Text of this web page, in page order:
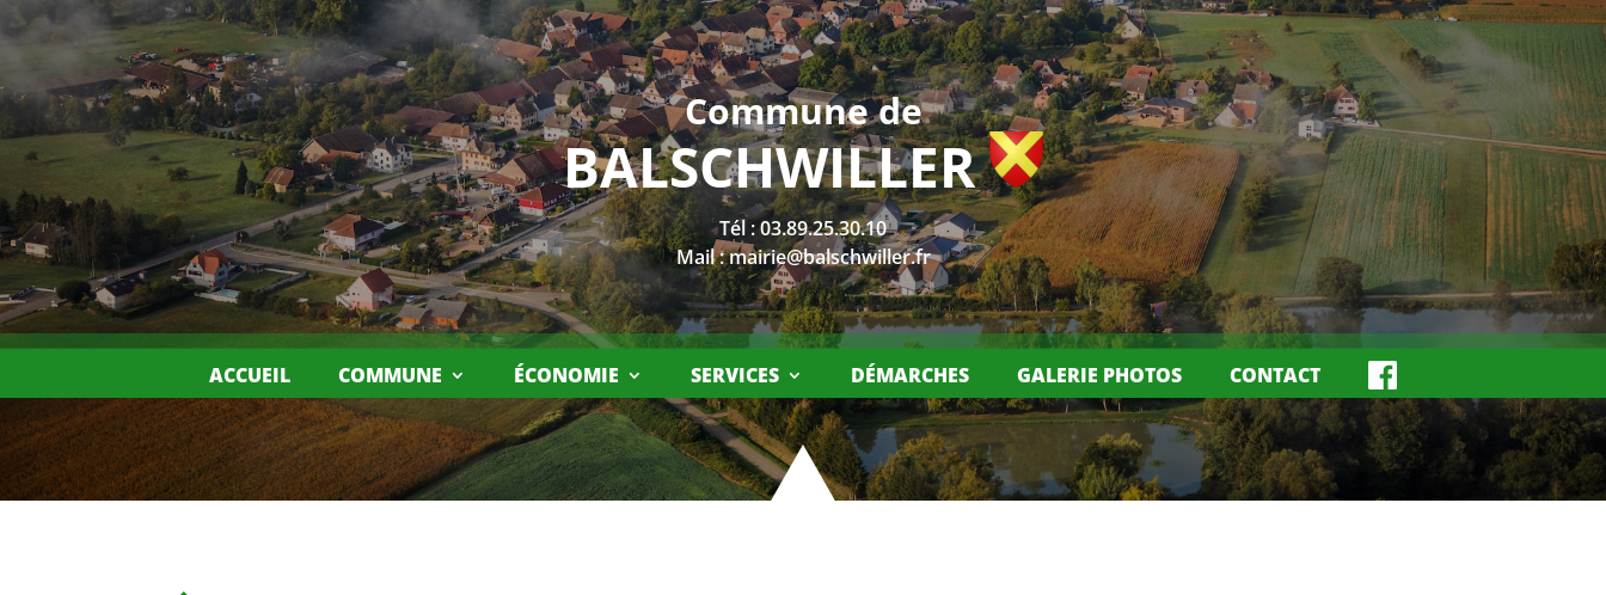
Commune de
BALSCHWILLER
Tél :03.89.25.30.10
Mail :mairie@balschwiller.fr
ACCUEIL COMMUNE ÉCONOMIE SERVICES DÉMARCHES GALERIE PHOTOS CONTACT